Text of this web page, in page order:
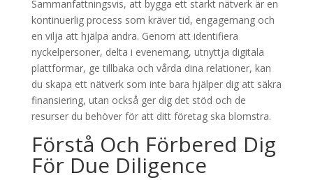
Sammanfattningsvis, att bygga ett starkt nätverk är en
kontinuerlig process som kräver tid, engagemang och
en vilja att hjälpa andra. Genom att identifiera
nyckelpersoner, delta i evenemang, utnyttja digitala
plattformar, ge tillbaka och vårda dina relationer, kan
du skapa ett nätverk som inte bara hjälper dig att säkra
finansiering, utan också ger dig det stöd och de
resurser du behöver för att ditt företag ska blomstra.
Förstå Och Förbered Dig
För Due Diligence